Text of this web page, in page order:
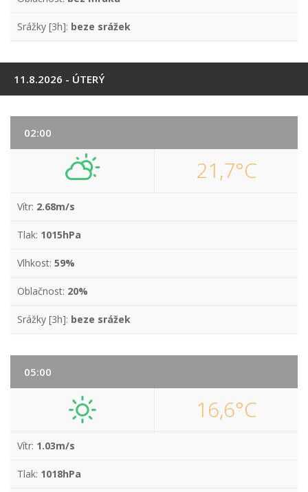
Srážky [3h]: beze srážek
11.8.2026 - ÚTERÝ
02:00
21,7°C
Vítr: 2.68m/s
Tlak: 1015hPa
Vlhkost: 59%
Oblačnost: 20%
Srážky [3h]: beze srážek
05:00
16,6°C
Vítr: 1.03m/s
Tlak: 1018hPa